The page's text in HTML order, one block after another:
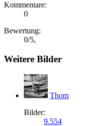
Kommentare:
0
Bewertung:
0/5,
Weitere Bilder
Thom
Bilder:
9.554